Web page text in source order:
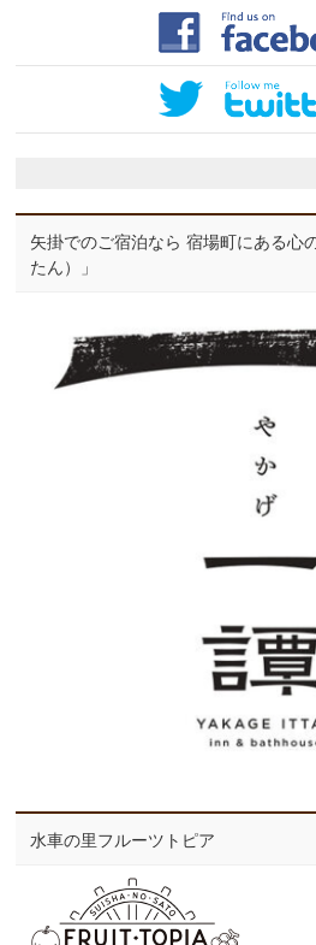
矢掛でのご宿泊なら 宿場町にある心
たん）」
水車の里フルーツトピア